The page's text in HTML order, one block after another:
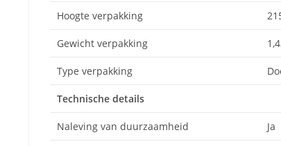
Hoogte verpakking
Gewicht verpakking
Type verpakking
Technische details
Naleving van duurzaamheid Ja